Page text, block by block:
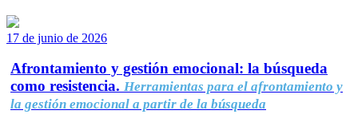
17 de junio de 2026
Afrontamiento y gestión emocional: la búsqueda
como resistencia. Herramientas para el afrontamiento y
la gestión emocional a partir de la búsqueda